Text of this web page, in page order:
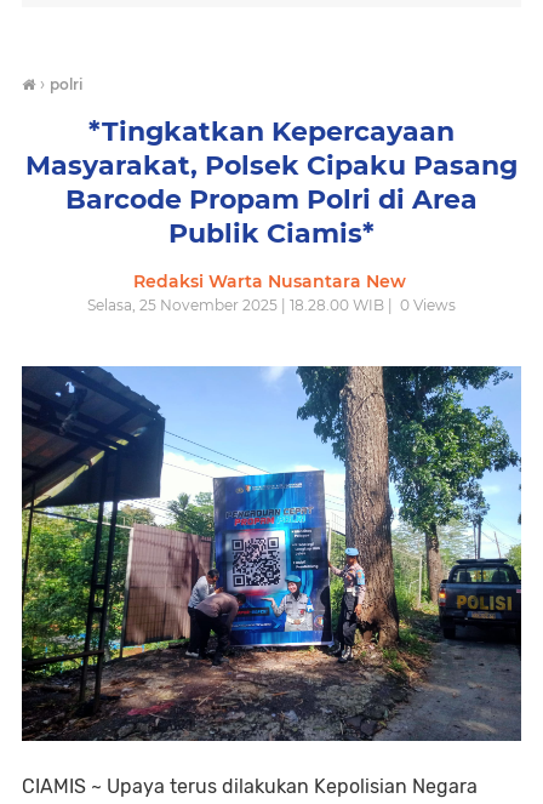
› polri
*Tingkatkan Kepercayaan
Masyarakat, Polsek Cipaku Pasang
Barcode Propam Polri di Area
Publik Ciamis*
Redaksi Warta Nusantara New
Selasa, 25 November 2025 | 18.28.00 WIB | 0 Views
CIAMIS ~ Upaya terus dilakukan Kepolisian Negara